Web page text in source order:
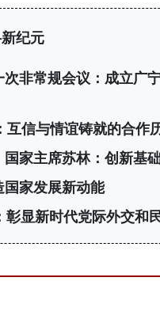
纪元
次非常规会议：成立广
互信与情谊铸就的合作
家主席苏林：创新基
家发展新动能
彰显新时代党际外交和